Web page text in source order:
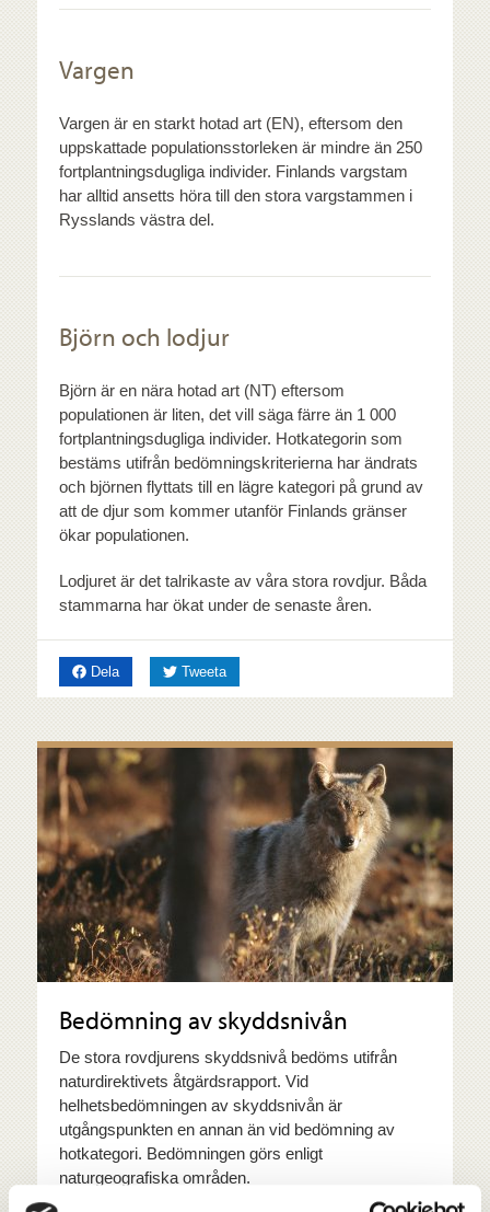
Vargen
Vargen är en starkt hotad art (EN), eftersom den
uppskattade populationsstorleken är mindre än 250
fortplantningsdugliga individer. Finlands vargstam
har alltid ansetts höra till den stora vargstammen i
Rysslands västra del.
Björn och lodjur
Björn är en nära hotad art (NT) eftersom
populationen är liten, det vill säga färre än 1 000
fortplantningsdugliga individer. Hotkategorin som
bestäms utifrån bedömningskriterierna har ändrats
och björnen flyttats till en lägre kategori på grund av
att de djur som kommer utanför Finlands gränser
ökar populationen.
Lodjuret är det talrikaste av våra stora rovdjur. Båda
stammarna har ökat under de senaste åren.
Delapå FacebookTweetapå Twitter
Bedömning av skyddsnivån
De stora rovdjurens skyddsnivå bedöms utifrån
naturdirektivets åtgärdsrapport. Vid
helhetsbedömningen av skyddsnivån är
utgångspunkten en annan än vid bedömning av
hotkategori. Bedömningen görs enligt
naturgeografiska områden.